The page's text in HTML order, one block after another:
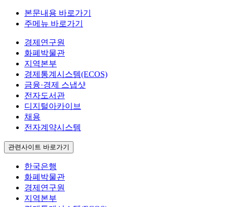
본문내용 바로가기
주메뉴 바로가기
경제연구원
화폐박물관
지역본부
경제통계시스템(ECOS)
금융·경제 스냅샷
전자도서관
디지털아카이브
채용
전자계약시스템
관련사이트 바로가기
한국은행
화폐박물관
경제연구원
지역본부